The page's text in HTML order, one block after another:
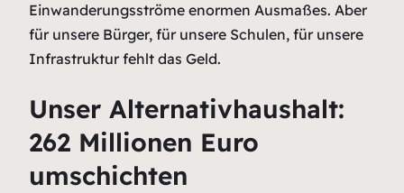
Einwanderungsströme enormen Ausmaßes. Aber
für unsere Bürger, für unsere Schulen, für unsere
Infrastruktur fehlt das Geld.
Unser Alternativhaushalt:
262 Millionen Euro
umschichten